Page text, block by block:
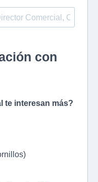
con
te interesan más?